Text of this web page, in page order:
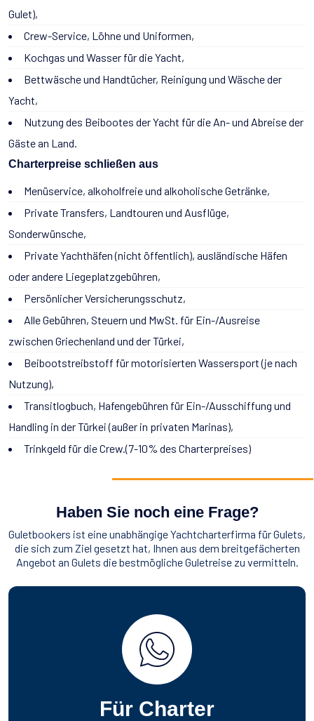
Gulet),
Crew-Service, Löhne und Uniformen,
Kochgas und Wasser für die Yacht,
Bettwäsche und Handtücher, Reinigung und Wäsche der
Yacht,
Nutzung des Beibootes der Yacht für die An- und Abreise der
Gäste an Land.
Charterpreise schließen aus
Menüservice, alkoholfreie und alkoholische Getränke,
Private Transfers, Landtouren und Ausflüge,
Sonderwünsche,
Private Yachthäfen (nicht öffentlich), ausländische Häfen
oder andere Liegeplatzgebühren,
Persönlicher Versicherungsschutz,
Alle Gebühren, Steuern und MwSt. für Ein-/Ausreise
zwischen Griechenland und der Türkei,
Beibootstreibstoff für motorisierten Wassersport (je nach
Nutzung),
Transitlogbuch, Hafengebühren für Ein-/Ausschiffung und
Handling in der Türkei (außer in privaten Marinas),
Trinkgeld für die Crew.(7-10% des Charterpreises)
Haben Sie noch eine Frage?
Guletbookers ist eine unabhängige Yachtcharterfirma für Gulets,
die sich zum Ziel gesetzt hat, Ihnen aus dem breitgefächerten
Angebot an Gulets die bestmögliche Guletreise zu vermitteln.
Für Charter